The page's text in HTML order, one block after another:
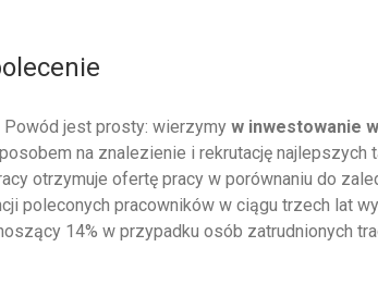
jest prosty: wierzymy w inwestowanie
na znalezienie i rekrutację najlepszych
otrzymuje ofertę pracy w porównaniu do
poleconych pracowników w ciągu trzech lat
14% w przypadku osób zatrudnionych